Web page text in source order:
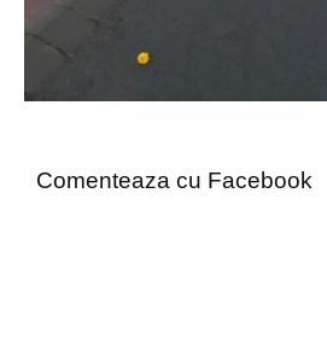
Comenteaza cu Facebook